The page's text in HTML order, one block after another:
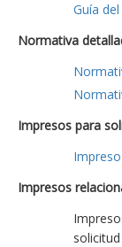
Guía
Normativa
Impresos para
Impresos